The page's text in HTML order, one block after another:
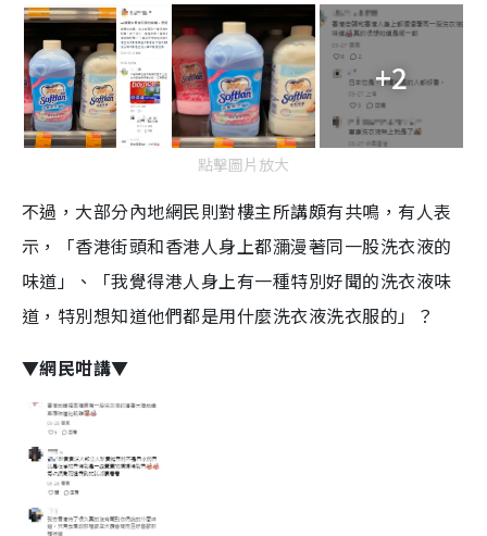
+2
點擊圖片放大
不過，大部分內地網民則對樓主所講頗有共鳴，有人表
示，「香港街頭和香港人身上都瀰漫著同一股洗衣液的
味道」、「我覺得港人身上有一種特別好聞的洗衣液味
道，特別想知道他們都是用什麼洗衣液洗衣服的」？
▼網民咁講▼